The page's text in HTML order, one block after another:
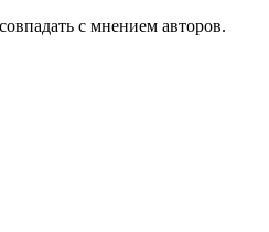
с мнением авторов.